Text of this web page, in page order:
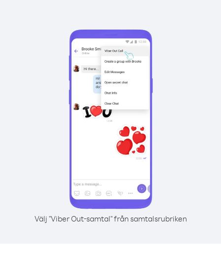
Välj "Viber Out-samtal" från samtalsrubriken